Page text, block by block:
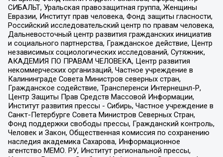
СИБАЛЬТ, Уральская правозащитная группа, Женщины
Евразии, Институт прав человека, Фонд защиты гласности,
Российский исследовательский центр по правам человека,
Дальневосточный центр развития гражданских инициатив
и социального партнерства, Гражданское действие, Центр
независимых социологических исследований, Сутяжник,
АКАДЕМИЯ ПО ПРАВАМ ЧЕЛОВЕКА, Центр развития
некоммерческих организаций, Частное учреждение в
Калининграде Совета Министров северных стран,
Гражданское содействие, Трансперенси Интернешнл-Р,
Центр Защиты Прав Средств Массовой Информации,
Институт развития прессы - Сибирь, Частное учреждение в
Санкт-Петербурге Совета Министров Северных Стран,
Фонд поддержки свободы прессы, Гражданский контроль,
Человек и Закон, Общественная комиссия по сохранению
наследия академика Сахарова, Информационное
агентство МЕМО. РУ, Институт региональной прессы,